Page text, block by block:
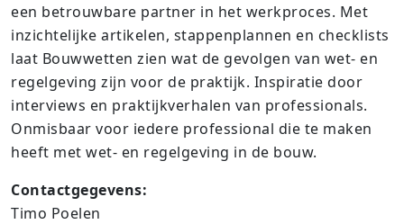
een betrouwbare partner in het werkproces. Met
inzichtelijke artikelen, stappenplannen en checklists
laat Bouwwetten zien wat de gevolgen van wet- en
regelgeving zijn voor de praktijk​. Inspiratie door
interviews en praktijkverhalen van professionals​.
Onmisbaar voor iedere professional die te maken
heeft met wet- en regelgeving in de bouw.​
Contactgegevens:
Timo Poelen